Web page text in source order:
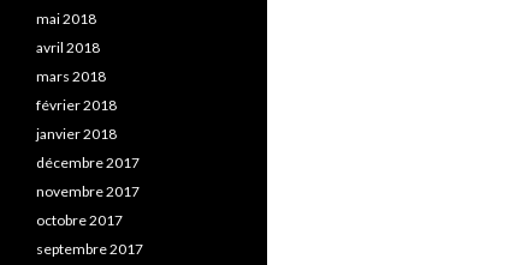
mai 2018
avril 2018
mars 2018
février 2018
janvier 2018
décembre 2017
novembre 2017
octobre 2017
septembre 2017